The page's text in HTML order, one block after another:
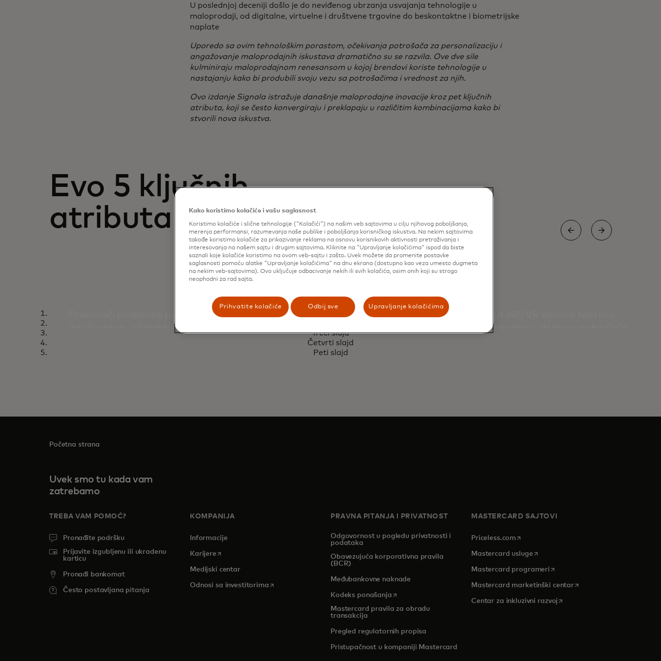
U poslednjoj deceniji došlo je do neviđenog ubrzanja usvajanja tehnologije u
maloprodaji, od digitalne, virtuelne i društvene trgovine do beskontaktne i biometrijske
naplate
Uporedo sa ovim tehnološkim porastom, očekivanja potrošača za personalizaciju i
angažovanje maloprodajnih iskustava dramatično su se razvila. Ove dve sile
kulminiraju maloprodajnom renesansom u kojoj brendovi koriste tehnologije u
nastajanju kako bi produbili svoju vezu sa potrošačima i vrednost za njih.
​Ovo izdanje Signala istražuje današnje maloprodajne inovacije kroz pet ključnih
atributa, koji se često konvergiraju i preklapaju u različitim kombinacijama kako bi
stvorili nova iskustva.
Evo 5 ključnih
atributa
Prekrivači podataka pretvaraju fizičke prodavnice u
inteligentna, interaktivna okruženja, poboljšavajući
Sveobuhvatno
Impresivne tehnologije poput AR/VR donose taktilno
iskustvo kupovine u prodavnicama u domove potrošača
Treći slajd
Četvrti slajd
Peti slajd
Početna strana
Uvek smo tu kada vam
zatrebamo
TREBA VAM POMOĆ?
Pronađite podršku
Prijavite izgubljenu ili ukradenu
karticu
Pronađi bankomat
Često postavljana pitanja
KOMPANIJA
Informacije
Karijereopens in a new tab
Medijski centar
Odnosi sa investitorimaopens in a new tab
PRAVNA PITANJA I PRIVATNOST
Odgovornost u pogledu privatnosti i
podataka
Obavezujuća korporativna pravila
(BCR)
Međubankovne naknade
Kodeks ponašanjaopens in a new tab
Mastercard pravila za obradu
transakcija
Pregled regulatornih propisa
Pristupačnost u kompaniji Mastercard
MASTERCARD SAJTOVI
Priceless.com opens in a new tab
Mastercard uslugeopens in a new tab
Mastercard programeri opens in a new tab
Mastercard marketinški centaropens in a new tab
Centar za inkluzivni razvoj opens in a new tab
Kako koristimo kolačiće i vašu saglasnost
Koristimo kolačiće i slične tehnologije ("Kolačići") na našim veb sajtovima u cilju njihovog poboljšanja,
merenja performansi, razumevanja naše publike i poboljšanja korisničkog iskustva. Na nekim sajtovima
takođe koristimo kolačiće za prikazivanje reklama na osnovu korisnikovih aktivnosti pretraživanja i
interesovanja na našem sajtu i drugim sajtovima. Kliknite na "Upravljanje kolačićima" ispod da biste
saznali koje kolačiće koristimo na ovom veb-sajtu i zašto. Uvek možete da promenite postavke
saglasnosti pomoću alatke "Upravljanje kolačićima" na dnu ekrana (dostupno kao veza umesto dugmeta
na nekim veb-sajtovima). Ovo uključuje odbacivanje nekih ili svih kolačića, osim onih koji su strogo
neophodni za rad sajta.
Prihvatite kolačiće Odbij sve Upravljanje kolačićima